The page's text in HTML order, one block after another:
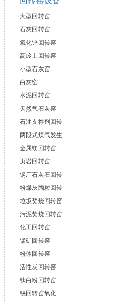
大型回转窑
石灰回转窑
氧化锌回转窑
高岭土回转窑
小型石灰窑
白灰窑
水泥回转窑
天然气石灰窑
石油支撑剂回转
两段式煤气发生
金属镁回转窑
页岩回转窑
钢厂石灰石回转
粉煤灰陶粒回转
垃圾焚烧回转窑
污泥焚烧回转窑
化工回转窑
锰矿回转窑
粉体回转窑
活性炭回转窑
钛白粉回转窑
锡回转窑氧化